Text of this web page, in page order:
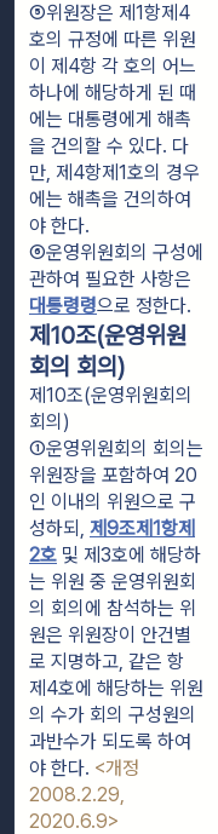
⑤위원장은 제1항제4
호의 규정에 따른 위원
이 제4항 각 호의 어느
하나에 해당하게 된 때
에는 대통령에게 해촉
을 건의할 수 있다. 다
만, 제4항제1호의 경우
에는 해촉을 건의하여
야 한다.
⑥운영위원회의 구성에
대통령령으로 정한다.
제10조(운영위원
회의 회의)
제10조(운영위원회의
회의)
①운영위원회의 회의는
위원장을 포함하여 20
인 이내의 위원으로 구
성하되, 제9조제1항제
2호 및 제3호에 해당하
는 위원 중 운영위원회
의 회의에 참석하는 위
원은 위원장이 안건별
로 지명하고, 같은 항
제4호에 해당하는 위원
의 수가 회의 구성원의
과반수가 되도록 하여
야 한다. <개정
2008.2.29,
2020.6.9>